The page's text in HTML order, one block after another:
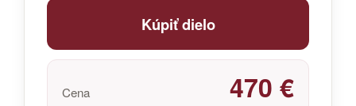
Kúpiť dielo
Cena 470 €